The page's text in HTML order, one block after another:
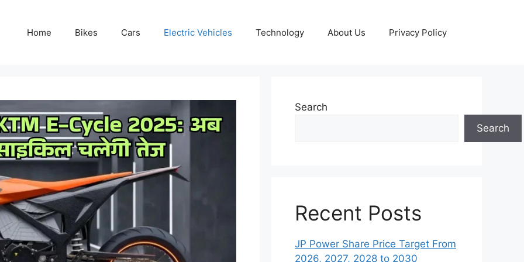
Home Bikes Cars Electric Vehicles Technology About Us Privacy Policy
Search
Search
Recent Posts
JP Power Share Price Target From
2026, 2027, 2028 to 2030